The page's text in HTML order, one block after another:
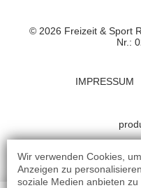
Wir verwenden Cookies,
Anzeigen zu
soziale Medien anbieten
© 2026 Freizeit & Sport
Nr.:
IMPRESSUM